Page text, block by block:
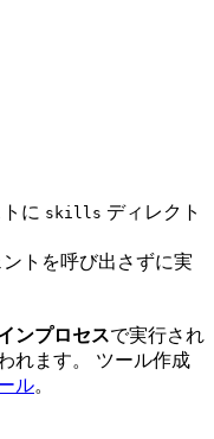
に skills ディレクト
トを呼び出さずに実
ンプロセスで実行され
れます。 ツール作成
ル。